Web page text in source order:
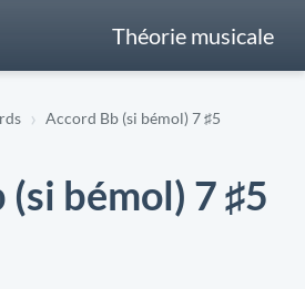
Théorie musicale
Accord Bb (si bémol) 7 ♯5
bémol) 7 ♯5